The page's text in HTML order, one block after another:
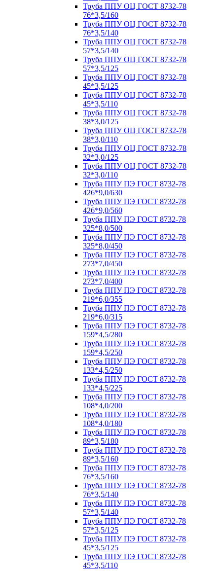
Труба ППУ ОЦ ГОСТ 8732-78
76*3,5/160
Труба ППУ ОЦ ГОСТ 8732-78
76*3,5/140
Труба ППУ ОЦ ГОСТ 8732-78
57*3,5/140
Труба ППУ ОЦ ГОСТ 8732-78
57*3,5/125
Труба ППУ ОЦ ГОСТ 8732-78
45*3,5/125
Труба ППУ ОЦ ГОСТ 8732-78
45*3,5/110
Труба ППУ ОЦ ГОСТ 8732-78
38*3,0/125
Труба ППУ ОЦ ГОСТ 8732-78
38*3,0/110
Труба ППУ ОЦ ГОСТ 8732-78
32*3,0/125
Труба ППУ ОЦ ГОСТ 8732-78
32*3,0/110
Труба ППУ ПЭ ГОСТ 8732-78
426*9,0/630
Труба ППУ ПЭ ГОСТ 8732-78
426*9,0/560
Труба ППУ ПЭ ГОСТ 8732-78
325*8,0/500
Труба ППУ ПЭ ГОСТ 8732-78
325*8,0/450
Труба ППУ ПЭ ГОСТ 8732-78
273*7,0/450
Труба ППУ ПЭ ГОСТ 8732-78
273*7,0/400
Труба ППУ ПЭ ГОСТ 8732-78
219*6,0/355
Труба ППУ ПЭ ГОСТ 8732-78
219*6,0/315
Труба ППУ ПЭ ГОСТ 8732-78
159*4,5/280
Труба ППУ ПЭ ГОСТ 8732-78
159*4,5/250
Труба ППУ ПЭ ГОСТ 8732-78
133*4,5/250
Труба ППУ ПЭ ГОСТ 8732-78
133*4,5/225
Труба ППУ ПЭ ГОСТ 8732-78
108*4,0/200
Труба ППУ ПЭ ГОСТ 8732-78
108*4,0/180
Труба ППУ ПЭ ГОСТ 8732-78
89*3,5/180
Труба ППУ ПЭ ГОСТ 8732-78
89*3,5/160
Труба ППУ ПЭ ГОСТ 8732-78
76*3,5/160
Труба ППУ ПЭ ГОСТ 8732-78
76*3,5/140
Труба ППУ ПЭ ГОСТ 8732-78
57*3,5/140
Труба ППУ ПЭ ГОСТ 8732-78
57*3,5/125
Труба ППУ ПЭ ГОСТ 8732-78
45*3,5/125
Труба ППУ ПЭ ГОСТ 8732-78
45*3,5/110